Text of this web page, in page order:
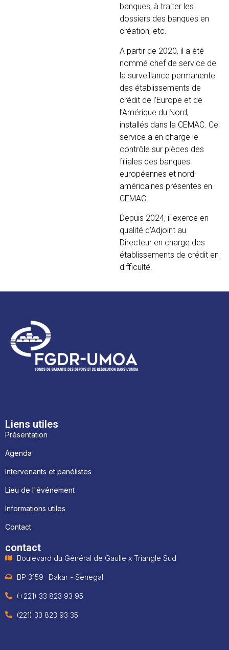
banques, à traiter les
dossiers des banques en
création, etc.
A partir de 2020, il a été
nommé chef de service de
la surveillance permanente
des établissements de
crédit de l’Europe et de
l’Amérique du Nord,
installés dans la CEMAC. Ce
service a en charge le
contrôle sur pièces des
filiales des banques
européennes et nord-
américaines présentes en
CEMAC.
Depuis 2024, il exerce en
qualité d’Adjoint au
Directeur en charge des
établissements de crédit en
difficulté.
Liens utiles
Présentation
Agenda
Intervenants et panélistes
Lieu de l'événement
Informations utiles
Contact
contact
Boulevard du Général de Gaulle x Triangle Sud
BP 3159 -Dakar - Senegal
(+221) 33 823 93 95
(221) 33 823 93 35